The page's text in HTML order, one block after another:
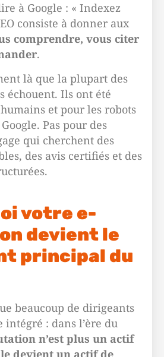
à Google : « Indexez
consiste à donner aux
comprendre, vous citer
.
là que la plupart des
échouent. Ils ont été
et pour les robots
Pas pour des
qui cherchent des
des avis certifiés et des
votre e-
devient le
principal du
beaucoup de dirigeants
intégré : dans l’ère du
n’est plus un actif
devient un actif de